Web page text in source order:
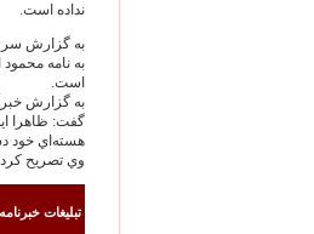
نداده است.
به گزارش
به نامه محمود
است.
به گزارش
گفت: ظاهرا
هسته‌‏اي خود
وي تصريح
تبليغات